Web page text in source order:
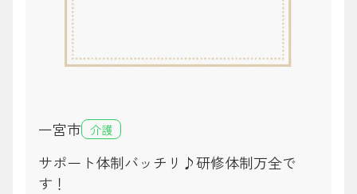
一宮市 介護
サポート体制バッチリ♪研修体制万全で
す！